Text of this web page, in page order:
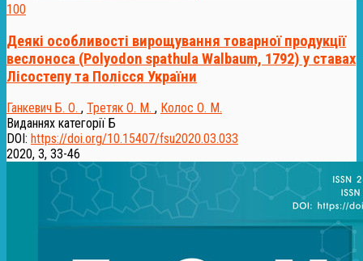
100
Деякі особливості вирощування товарної продукції
веслоноса (Polyodon spathula Walbaum, 1792) у ставах
Лісостепу та Полісся України
Ганкевич Б. О. , Третяк О. М. , Колос О. М.
Виданнях категорії Б
DOI: https://doi.org/10.15407/fsu2020.03.033
2020, 3, 33-46